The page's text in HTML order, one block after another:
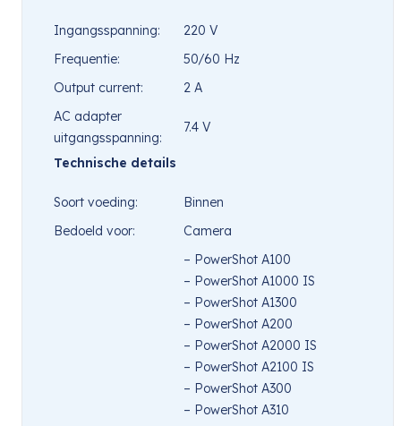
Ingangsspanning:
220 V
Frequentie:
50/60 Hz
Output current:
2 A
AC adapter
uitgangsspanning:
7.4 V
Technische details
Soort voeding:
Binnen
Bedoeld voor:
Camera
– PowerShot A100
– PowerShot A1000 IS
– PowerShot A1300
– PowerShot A200
– PowerShot A2000 IS
– PowerShot A2100 IS
– PowerShot A300
– PowerShot A310